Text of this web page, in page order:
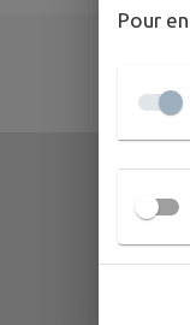
Pour